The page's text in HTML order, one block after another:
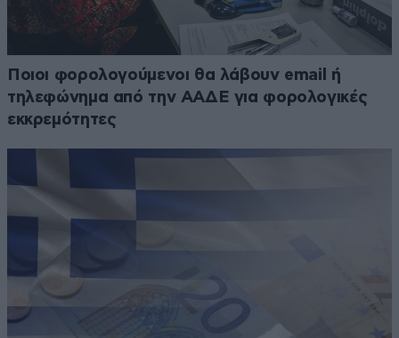
Ποιοι φορολογούμενοι θα λάβουν email ή
τηλεφώνημα από την ΑΑΔΕ για φορολογικές
εκκρεμότητες